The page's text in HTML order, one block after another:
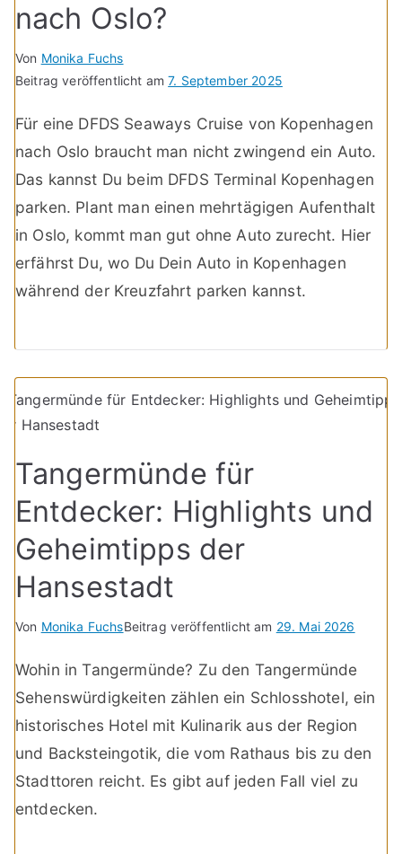
nach Oslo?
Von Monika Fuchs
Beitrag veröffentlicht am7. September 2025
Für eine DFDS Seaways Cruise von Kopenhagen
nach Oslo braucht man nicht zwingend ein Auto.
Das kannst Du beim DFDS Terminal Kopenhagen
parken. Plant man einen mehrtägigen Aufenthalt
in Oslo, kommt man gut ohne Auto zurecht. Hier
erfährst Du, wo Du Dein Auto in Kopenhagen
während der Kreuzfahrt parken kannst.
Tangermünde für
Entdecker: Highlights und
Geheimtipps der
Hansestadt
Von Monika FuchsBeitrag veröffentlicht am 29. Mai 2026
Wohin in Tangermünde? Zu den Tangermünde
Sehenswürdigkeiten zählen ein Schlosshotel, ein
historisches Hotel mit Kulinarik aus der Region
und Backsteingotik, die vom Rathaus bis zu den
Stadttoren reicht. Es gibt auf jeden Fall viel zu
entdecken.